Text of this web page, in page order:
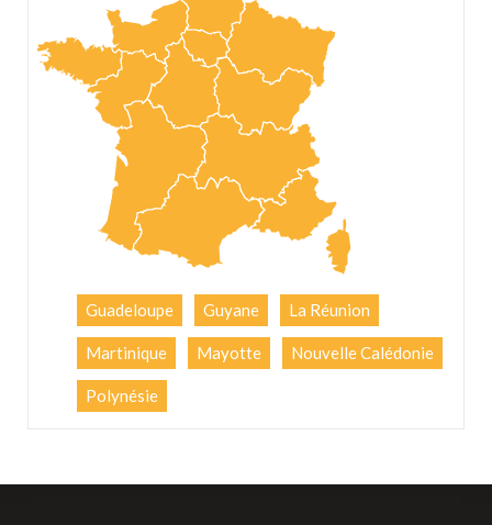
Guadeloupe Guyane La Réunion
Martinique Mayotte Nouvelle Calédonie
Polynésie